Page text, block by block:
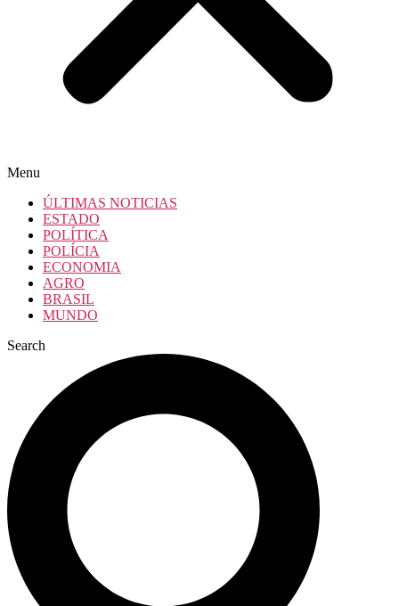
Menu
ÚLTIMAS NOTICIAS
ESTADO
POLÍTICA
POLÍCIA
ECONOMIA
AGRO
BRASIL
MUNDO
Search